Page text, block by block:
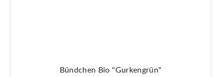
Bündchen Bio "Gurkengrün"